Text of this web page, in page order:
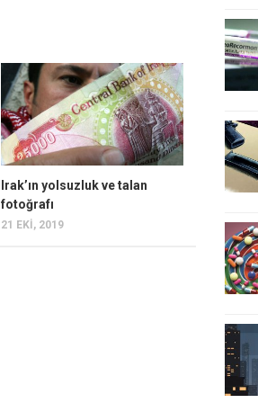
Irak’ın yolsuzluk ve talan
fotoğrafı
21 EKI, 2019